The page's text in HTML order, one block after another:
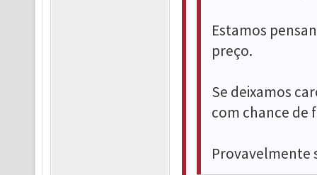
Estamos
preço.
Se deixamos
com chance de
Provavelmente